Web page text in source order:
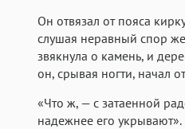
Он отвязал от пояса
слушая неравный спор
звякнула о камень, и
он, срывая ногти, начал
«Что ж, — с затаенной
надежнее его укрывают».